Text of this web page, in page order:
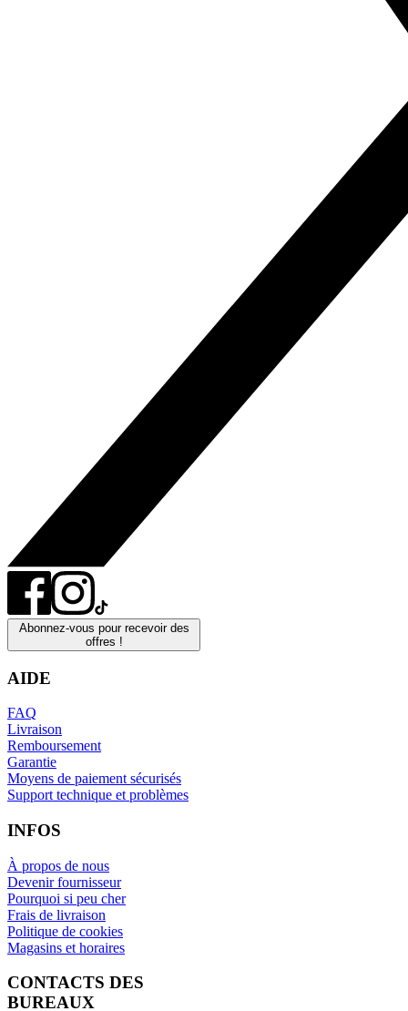
Abonnez-vous pour recevoir des
offres !
AIDE
FAQ
Livraison
Remboursement
Garantie
Moyens de paiement sécurisés
Support technique et problèmes
INFOS
À propos de nous
Devenir fournisseur
Pourquoi si peu cher
Frais de livraison
Politique de cookies
Magasins et horaires
CONTACTS DES
BUREAUX